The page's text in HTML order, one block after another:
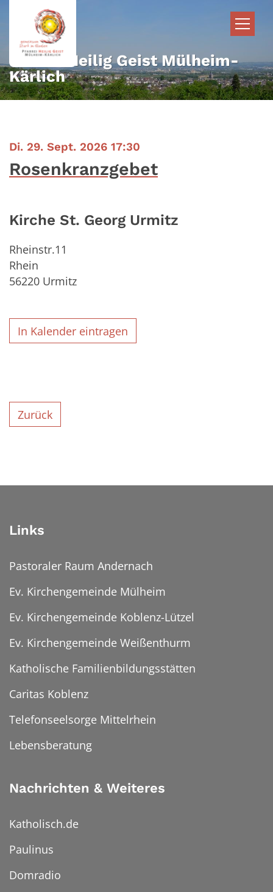
Zum Inhalt springen
Pfarrei Heilig Geist Mülheim-
Kärlich
Di. 29. Sept. 2026 17:30
Rosenkranzgebet
Kirche St. Georg Urmitz
Rheinstr.11
Rhein
56220 Urmitz
In Kalender eintragen
Zurück
Links
Pastoraler Raum Andernach
Ev. Kirchengemeinde Mülheim
Ev. Kirchengemeinde Koblenz-Lützel
Ev. Kirchengemeinde Weißenthurm
Katholische Familienbildungsstätten
Caritas Koblenz
Telefonseelsorge Mittelrhein
Lebensberatung
Nachrichten & Weiteres
Katholisch.de
Paulinus
Domradio